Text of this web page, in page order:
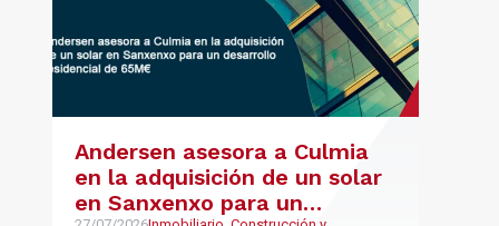
Andersen asesora a Culmia
en la adquisición de un solar
en Sanxenxo para un